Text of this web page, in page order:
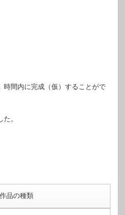
時間内に完成（仮）することがで
。
作品の種類